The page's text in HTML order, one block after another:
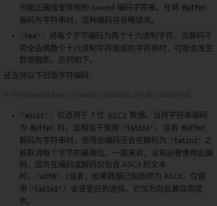
也能正确接受常规的 base64 编码字符串。在将 Buffer
编码为字符串时，这种编码将省略填充。
'hex' ：将每个字节编码为两个十六进制字符。当解码不
完全由偶数个十六进制字符组成的字符串时，可能会发生
数据截断。示例如下。
还支持以下旧版字符编码：
'ascii' ：仅适用于 7 位 ASCII
数据。当将字符串编码
为
Buffer 时，这相当于使用 'latin1' 。当将 Buffer
解码为字符串时，使用此编码还会在解码为
'latin1'
之
前取消每个字节的最高位。一般来说，没有必要使用此编
码，因为在编码或解码仅包含 ASCII 的文本
时，
'utf8'
（或者，如果数据已知始终为 ASCII，仅使
用
'latin1' ）会是更好的选择。它仅为向后兼容而提
供。